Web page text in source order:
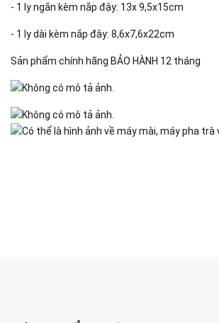
- 1 ly ngắn kèm nắp đậy: 13x 9,5x15cm
- 1 ly dài kèm nắp đậy: 8,6x7,6x22cm
Sản phẩm chính hãng BẢO HÀNH 12 tháng